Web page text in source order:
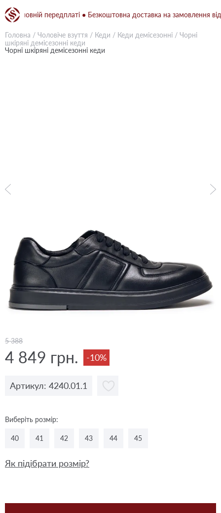
передплаті ● Безкоштовна доставка на замовлення від
Головна / Чоловіче взуття / Кеди / Кеди демісезонні / Чорні
шкіряні демісезонні кеди
Чорні шкіряні демісезонні кеди
5 388
4 849 грн. -10%
Артикул: 4240.01.1
Виберіть розмір:
40 41 42 43 44 45
Як підібрати розмір?